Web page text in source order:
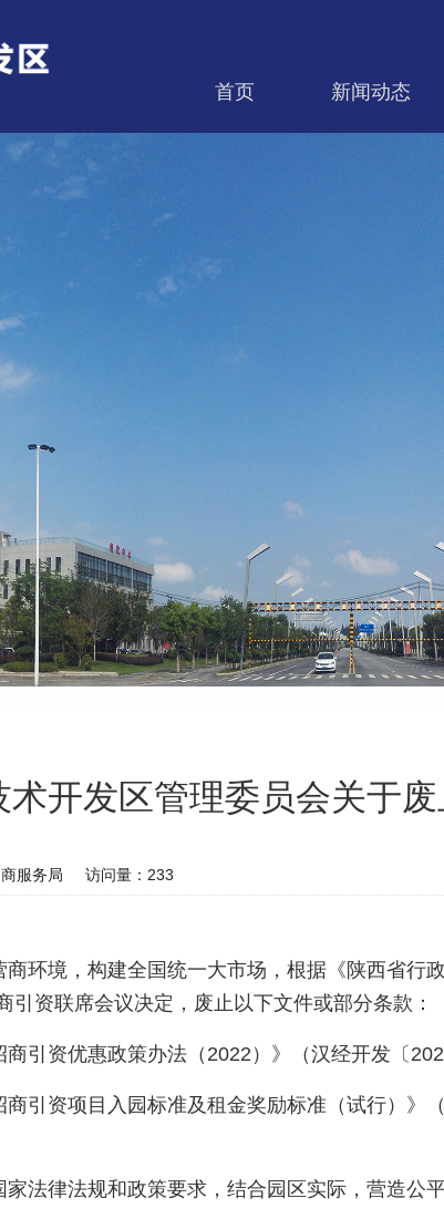
首页 新闻动态
互动交流
术开发区管理委员会关于
服务局 访问量： 233
环境，构建全国统一大市场，根据《陕西省行
引资联席会议决定，废止以下文件或部分条款：
引资优惠政策办法（2022）》（汉经开发〔
引资项目入园标准及租金奖励标准（试行）》
法律法规和政策要求，结合园区实际，营造公